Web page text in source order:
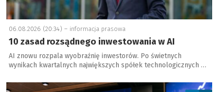
06.08.2026 (20:34) – informacja prasowa
10 zasad rozsądnego inwestowania w AI
AI znowu rozpala wyobraźnię inwestorów. Po świetnych
wynikach kwartalnych największych spółek technologicznych …
a